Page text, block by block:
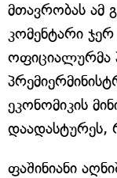
მთავრობას ამ
კომენტარი
ოფიციალურმა
ეკონომიკის
დაადასტურეს,
ფაშინიანი